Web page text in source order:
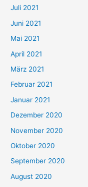
a
c
h
:
Juli 2021
Juni 2021
Mai 2021
April 2021
März 2021
Februar 2021
Januar 2021
Dezember 2020
November 2020
Oktober 2020
September 2020
August 2020